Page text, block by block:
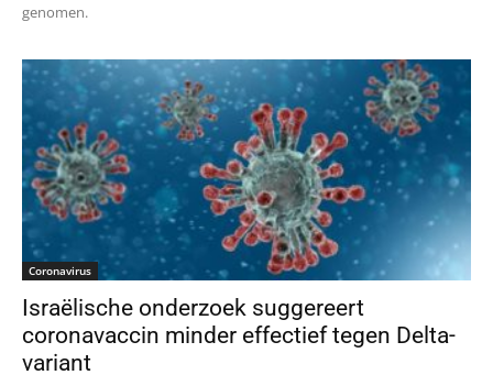
genomen.
Coronavirus
Israëlische onderzoek suggereert
coronavaccin minder effectief tegen Delta-
variant